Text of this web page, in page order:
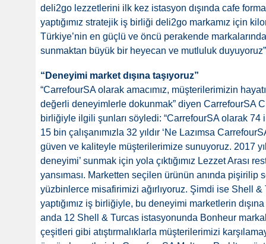
deli2go lezzetlerini ilk kez istasyon dışında cafe
yaptığımız stratejik iş birliği deli2go markamız için
Türkiye’nin en güçlü ve öncü perakende
sunmaktan büyük bir heyecan ve mutluluk
“Deneyimi market dışına taşıyoruz”
“CarrefourSA olarak amacımız, müşterilerimizin
değerli deneyimlerle dokunmak” diyen CarrefourSA
birliğiyle ilgili şunları söyledi: “CarrefourSA olarak 74
15 bin çalışanımızla 32 yıldır ‘Ne Lazımsa
güven ve kaliteyle müşterilerimize sunuyoruz. 2017
deneyimi’ sunmak için yola çıktığımız Lezzet Arası
yansıması. Marketten seçilen ürünün anında
yüzbinlerce misafirimizi ağırlıyoruz. Şimdi ise Shell
yaptığımız iş birliğiyle, bu deneyimi marketlerin
anda 12 Shell & Turcas istasyonunda Bonheur
çeşitleri gibi atıştırmalıklarla müşterilerimizi